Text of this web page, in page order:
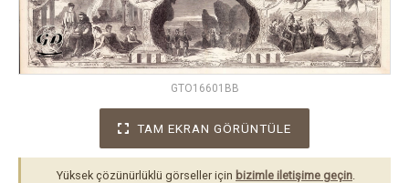
GTO16601BB
TAM EKRAN GÖRÜNTÜLE
Yüksek çözünürlüklü görseller için bizimle iletişime geçin